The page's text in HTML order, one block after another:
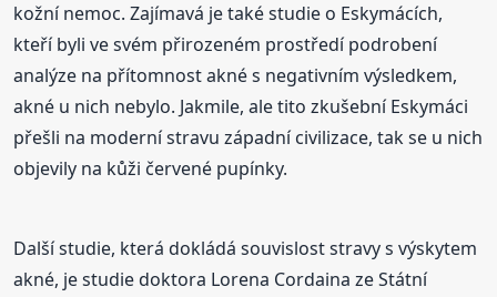
kožní nemoc. Zajímavá je také studie o Eskymácích,
kteří byli ve svém přirozeném prostředí podrobení
analýze na přítomnost akné s negativním výsledkem,
akné u nich nebylo. Jakmile, ale tito zkušební Eskymáci
přešli na moderní stravu západní civilizace, tak se u nich
objevily na kůži červené pupínky.
Další studie, která dokládá souvislost stravy s výskytem
akné, je studie doktora Lorena Cordaina ze Státní